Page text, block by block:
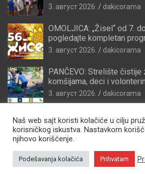
3. август 2026. dakicorama
OMOLJICA: „Žisel“ od 7.
pogledajte kompletan
3. август 2026. dakicorama
PANČEVO: Strelište čistije
komšijama, deci i
3. август 2026. dakicorama
Copyright © 2026Zdravo
Naš web sajt koristi kolačiće u cilju
korisničkog iskustva. Nastavkom
njihovo korišćenje.
Podešavanja kolačića Prihvatam